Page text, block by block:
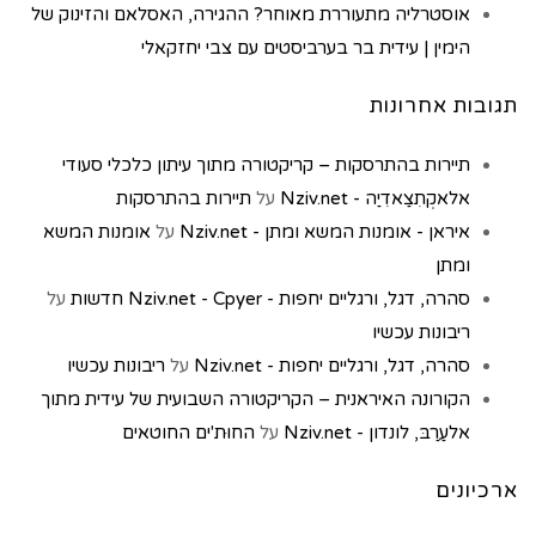
אוסטרליה מתעוררת מאוחר? ההגירה, האסלאם והזינוק של
הימין | עידית בר בערביסטים עם צבי יחזקאלי
תגובות אחרונות
תיירות בהתרסקות – קריקטורה מתוך עיתון כלכלי סעודי
אלאקְתִצַאדִיַה - Nziv.net
על תיירות בהתרסקות
איראן - אומנות המשא ומתן - Nziv.net
על אומנות המשא
ומתן
סהרה, דגל, ורגליים יחפות - Nziv.net - Cpyer חדשות
על
ריבונות עכשיו
סהרה, דגל, ורגליים יחפות - Nziv.net
על ריבונות עכשיו
הקורונה האיראנית – הקריקטורה השבועית של עידית מתוך
אלעַרַבּ, לונדון - Nziv.net
על החוּת'ים החוטאים
ארכיונים